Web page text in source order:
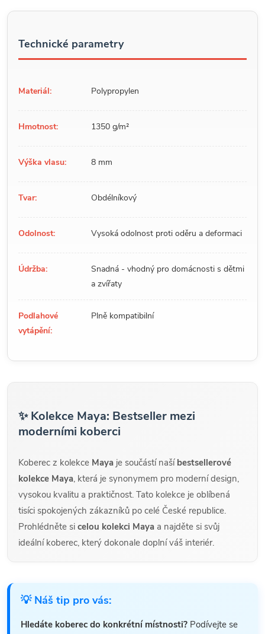
Technické parametry
Materiál: Polypropylen
Hmotnost: 1350 g/m²
Výška vlasu: 8 mm
Tvar: Obdélníkový
Odolnost: Vysoká odolnost proti oděru a deformaci
Údržba:
Snadná - vhodný pro domácnosti s dětmi
a zvířaty
Podlahové
vytápění:
Plně kompatibilní
✨ Kolekce Maya: Bestseller mezi
moderními koberci
Koberec z kolekce Maya je součástí naší bestsellerové
kolekce Maya, která je synonymem pro moderní design,
vysokou kvalitu a praktičnost. Tato kolekce je oblíbená
tisíci spokojených zákazníků po celé České republice.
Prohlédněte si celou kolekci Maya a najděte si svůj
ideální koberec, který dokonale doplní váš interiér.
💡 Náš tip pro vás:
Hledáte koberec do konkrétní místnosti? Podívejte se